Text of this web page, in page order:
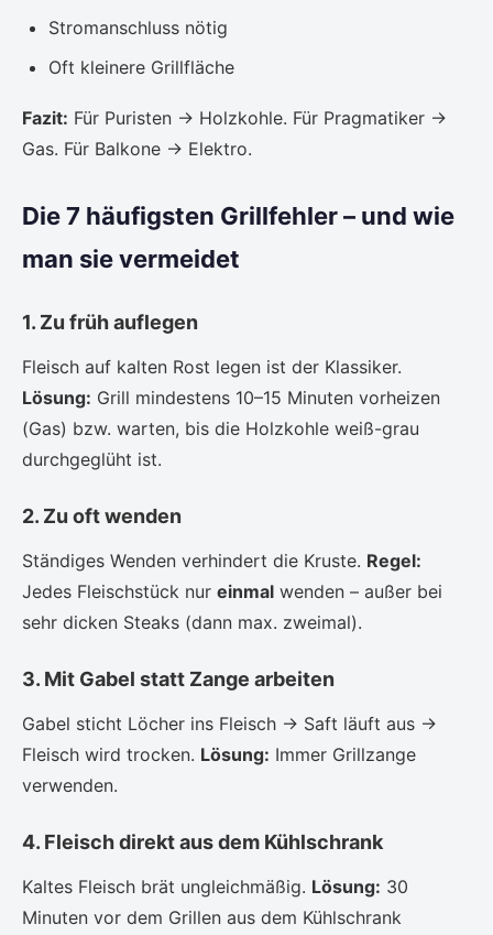
Stromanschluss nötig
Oft kleinere Grillfläche
Fazit: Für Puristen → Holzkohle. Für Pragmatiker →
Gas. Für Balkone → Elektro.
Die 7 häufigsten Grillfehler – und wie
man sie vermeidet
1. Zu früh auflegen
Fleisch auf kalten Rost legen ist der Klassiker.
Lösung: Grill mindestens 10–15 Minuten vorheizen
(Gas) bzw. warten, bis die Holzkohle weiß-grau
durchgeglüht ist.
2. Zu oft wenden
Ständiges Wenden verhindert die Kruste. Regel:
Jedes Fleischstück nur einmal wenden – außer bei
sehr dicken Steaks (dann max. zweimal).
3. Mit Gabel statt Zange arbeiten
Gabel sticht Löcher ins Fleisch → Saft läuft aus →
Fleisch wird trocken. Lösung: Immer Grillzange
verwenden.
4. Fleisch direkt aus dem Kühlschrank
Kaltes Fleisch brät ungleichmäßig. Lösung: 30
Minuten vor dem Grillen aus dem Kühlschrank